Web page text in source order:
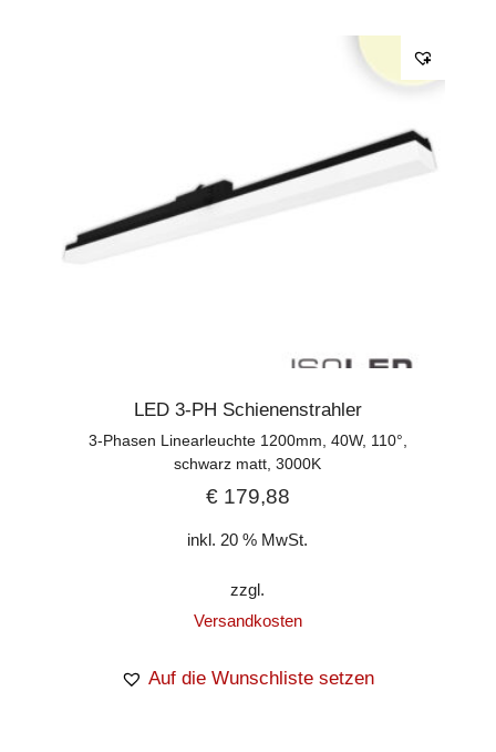
LED 3-PH Schienenstrahler
3-Phasen Linearleuchte 1200mm, 40W, 110°,
schwarz matt, 3000K
€179,88
inkl. 20 % MwSt.
zzgl.
Versandkosten
Auf die Wunschliste setzen